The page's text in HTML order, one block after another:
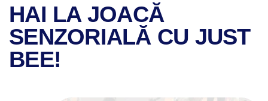
HAI LA JOACĂ
SENZORIALĂ CU JUST
BEE!